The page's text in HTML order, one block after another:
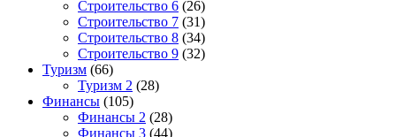
Строительство 6 (26)
Строительство 7 (31)
Строительство 8 (34)
Строительство 9 (32)
Туризм (66)
Туризм 2 (28)
Финансы (105)
Финансы 2 (28)
Финансы 3 (44)